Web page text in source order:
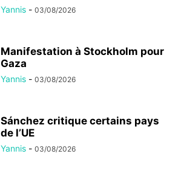
Yannis - 03/08/2026
Manifestation à Stockholm pour
Gaza
Yannis - 03/08/2026
Sánchez critique certains pays
de l’UE
Yannis - 03/08/2026